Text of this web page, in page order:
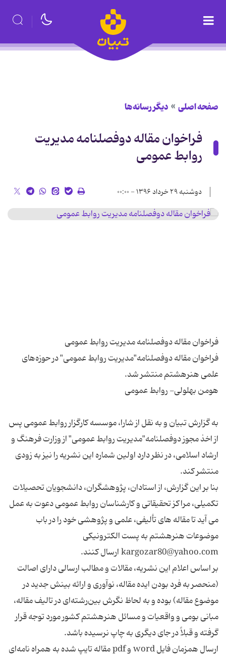
صفحه اصلی دیگر رسانه‌ها
فراخوان مقاله دوفصلنامه مدیریت
روابط عمومی
دوشنبه ۲۹ خرداد ۱۳۹۶ - ۰۰:۰۰
فراخوان مقاله دوفصلنامه"مدیریت روابط عمومی" در حوزه‌های
به گزارش تبیان و به نقل از شارا، موسسه کارگزار روابط عمومی پس
از اخذ مجوز دوفصلنامه"مدیریت روابط عمومی" از وزارت فرهنگ و
ارشاد اسلامی، در نظر دارد اولین شماره این نشریه را نیز به زودی
بنا بر این گزارش، از استادان، پژوهشگران، دانشجویان تحصیلات
تکمیلی، مراکز تحقیقاتی و کارشناسان روابط عمومی دعوت به عمل
می آید تا مقاله های تألیفی، علمی و پژوهشی خود را در باب
موضوعات هنرهشتم به پست الکترونیکی
بر اساس اعلام این نشریه، مقالات و مطالب ارسالی دارای اصالت
(منحصر به فرد بودن ایده مقاله، نوآوری و ارائه بینش جدید در
موضوع مقاله) بوده و به لحاظ نگرش بین‌رشته‌ای در تالیف مقاله،
مبانی بومی و واقعیات و مسائل هنرهشتم کشور مورد توجه قرار
ارسال همزمان فایل word و pdf مقاله تایپ شده به همراه نامه‌ای